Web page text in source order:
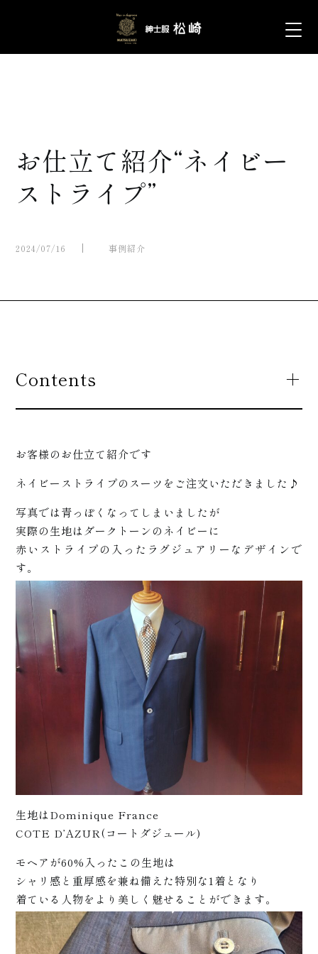
松崎に
ついて
お仕立て紹介“ネイビー
ストライプ”
2024/07/16 事例紹介
Contents
お客様のお仕立て紹介です
ネイビーストライプのスーツをご注文いただきました♪
写真では青っぽくなってしまいましたが
実際の生地はダークトーンのネイビーに
赤いストライプの入ったラグジュアリーなデザインで
す。
生地はDominique France
COTE D’AZUR(コートダジュール)
モヘアが60%入ったこの生地は
シャリ感と重厚感を兼ね備えた特別な1着となり
着ている人物をより美しく魅せることができます。